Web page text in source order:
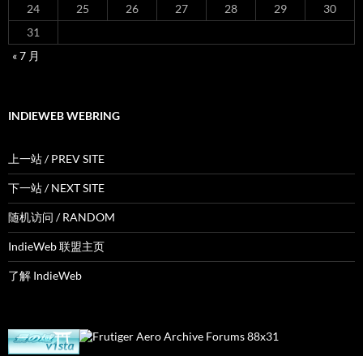
24
25 26 27 28 29
30
31
« 7 月
INDIEWEB WEBRING
上一站 / PREV SITE
下一站 / NEXT SITE
随机访问 / RANDOM
IndieWeb 联盟主页
了解 IndieWeb